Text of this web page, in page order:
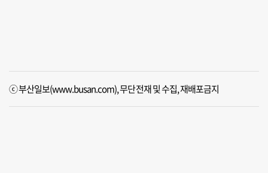
ⓒ 부산일보(www.busan.com), 무단전재 및 수집, 재배포금지